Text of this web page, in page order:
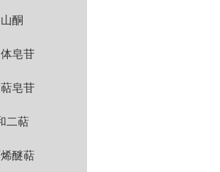
酮
皂苷
皂苷
二萜
醚萜